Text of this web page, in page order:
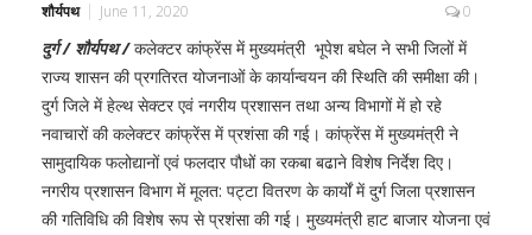
शौर्यपथ June 11, 2020 0
दुर्ग / शौर्यपथ /कलेक्टर कांफ्रेंस में मुख्यमंत्री भूपेश बघेल ने सभी जिलों में
राज्य शासन की प्रगतिरत योजनाओं के कार्यान्वयन की स्थिति की समीक्षा की।
दुर्ग जिले में हेल्थ सेक्टर एवं नगरीय प्रशासन तथा अन्य विभागों में हो रहे
नवाचारों की कलेक्टर कांफ्रेंस में प्रशंसा की गई। कांफ्रेंस में मुख्यमंत्री ने
सामुदायिक फलोद्यानों एवं फलदार पौधों का रकबा बढाने विशेष निर्देश दिए।
नगरीय प्रशासन विभाग में मूलत: पट्टा वितरण के कार्यों में दुर्ग जिला प्रशासन
की गतिविधि की विशेष रूप से प्रशंसा की गई। मुख्यमंत्री हाट बाजार योजना एवं